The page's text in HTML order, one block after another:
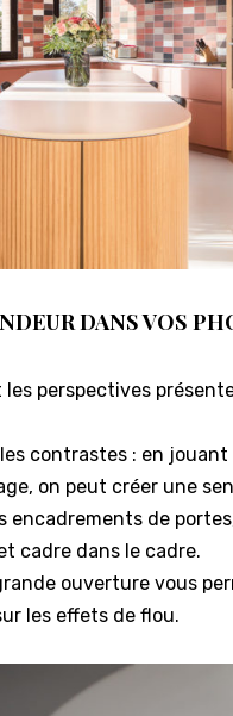
DANS VOS
perspectives
contrastes : en
on peut créer une
encadrements de
cadre dans le cadre.
ouverture vous
les effets de flou.